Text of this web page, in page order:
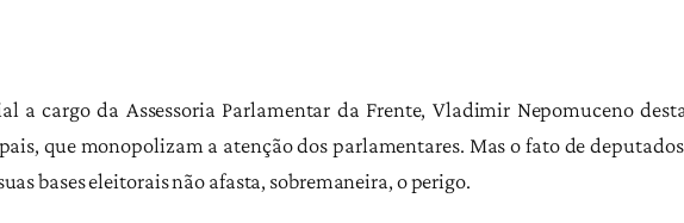
a cargo da Assessoria Parlamentar da Frente, Vladimir Nepomuceno
que monopolizam a atenção dos parlamentares. Mas o fato de
bases eleitorais não afasta, sobremaneira, o perigo.